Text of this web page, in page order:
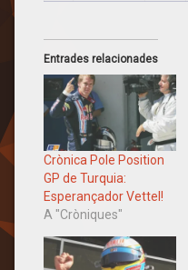
Entrades relacionades
Crònica Pole Position
GP de Turquia:
Esperançador Vettel!
A "Cròniques"